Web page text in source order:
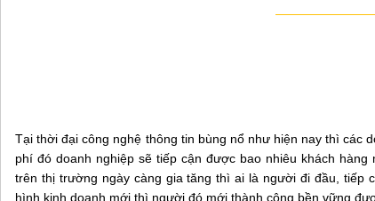
Tại thời đại công nghệ thông tin bùng nổ như hiện nay thì các
phí đó doanh nghiệp sẽ tiếp cận được bao nhiêu khách
trên thị trường ngày càng gia tăng thì ai là người đi đầu, tiếp
hình kinh doanh mới thì người đó mới thành công bền vững